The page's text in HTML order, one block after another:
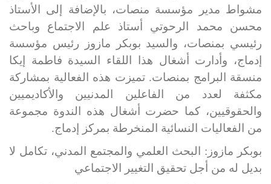
مشواط مدير مؤسسة منصات، بالإضافة إلى الأستاذ
محسن محمد الرحوتي أستاذ علم الاجتماع وباحث
رئيسي بمنصات، والسيد بوبكر مازوز رئيس مؤسسة
إدماج، وأدارت أشغال هذا اللقاء السيدة فاطمة إيكا
منسقة البرامج بمنصات. تميزت هذه الفعالية بمشاركة
مكثفة لعدد من الفاعلين المدنيين والأكاديميين
والحقوقيين، كما حضرت أشغال هذه الندوة مجموعة
من الفعاليات النسائية المنخرطة بمركز إدماج.
بوبكر مازوز: البحث العلمي والمجتمع المدني، تكامل لا
بديل له من أجل تحقيق التغيير الاجتماعي